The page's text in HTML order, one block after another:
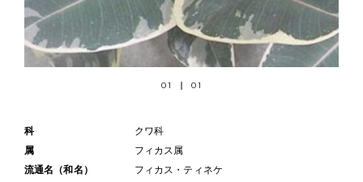
01 01
科
クワ科
属
フィカス属
流通名（和名）
フィカス・ティネケ